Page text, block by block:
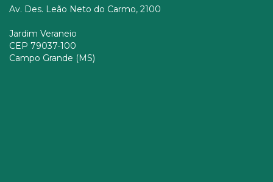
Av. Des. Leão Neto do Carmo, 2100
Jardim Veraneio
CEP 79037-100
Campo Grande (MS)